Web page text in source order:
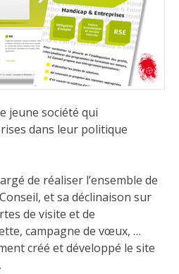
jeune société qui
dans leur politique
de réaliser l’ensemble de
et sa déclinaison sur
de visite et de
campagne de vœux, …
créé et développé le site